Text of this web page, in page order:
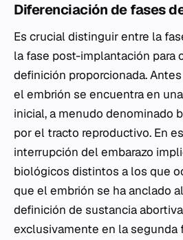
Diferenciación de fases
Es crucial distinguir entre la
la fase post-implantación para
definición proporcionada.
el embrión se encuentra en
inicial, a menudo denominado
por el tracto reproductivo. En
interrupción del embarazo
biológicos distintos a los que
que el embrión se ha anclado
definición de sustancia
exclusivamente en la segunda